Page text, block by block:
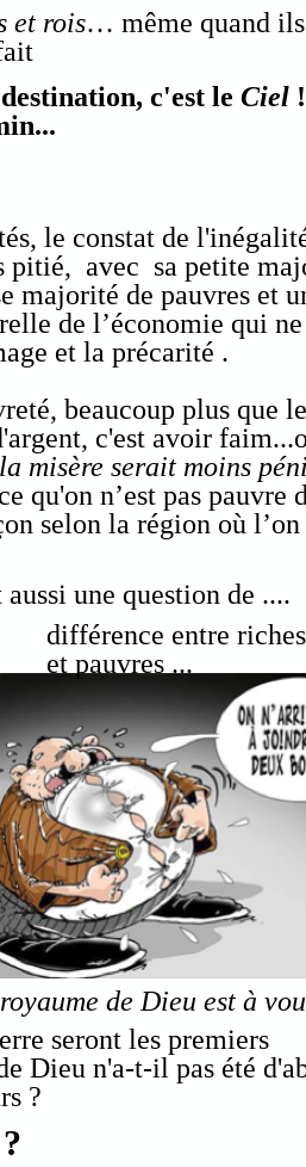
différence entre riches
et pauvres ...
le constat de
pitié, avec sa petite
majorité de pauvres et
de l’économie qui
et la précarité .
beaucoup plus que le
c'est avoir
la misère serait moins
qu'on n’est pas pauvre
selon la région où l’on
aussi une question de ....
seront les premiers
Dieu n'a-t-il pas été
?
c'est le Ciel
de Dieu est à
et rois… même quand